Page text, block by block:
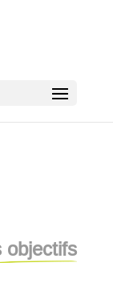
objectifs